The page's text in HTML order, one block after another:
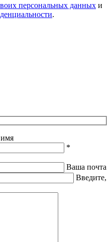
персональных данных и
.
*
Ваша почта
Введите,